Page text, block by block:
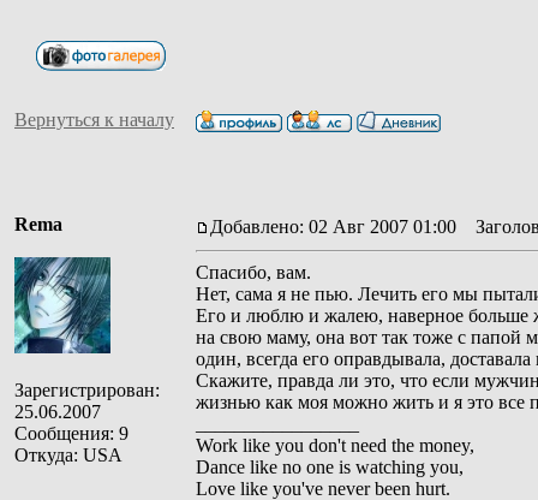
Вернуться к началу
Rema
Зарегистрирован:
25.06.2007
Сообщения: 9
Откуда: USA
Добавлено: 02 Авг 2007 01:00
Спасибо, вам.
Нет, сама я не пью. Лечить его мы
Его и люблю и жалею, наверное больше
на свою маму, она вот так тоже с папой
один, всегда его оправдывала,
Скажите, правда ли это, что если
жизнью как моя можно жить и я это все
Work like you don't need the money,
Dance like no one is watching you,
Love like you've never been hurt.